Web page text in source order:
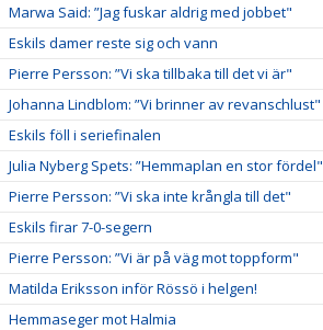
Marwa Said: ”Jag fuskar aldrig med jobbet"
Eskils damer reste sig och vann
Pierre Persson: ”Vi ska tillbaka till det vi är"
Johanna Lindblom: ”Vi brinner av revanschlust"
Eskils föll i seriefinalen
Julia Nyberg Spets: ”Hemmaplan en stor fördel"
Pierre Persson: ”Vi ska inte krångla till det"
Eskils firar 7-0-segern
Pierre Persson: ”Vi är på väg mot toppform"
Matilda Eriksson inför Rössö i helgen!
Hemmaseger mot Halmia